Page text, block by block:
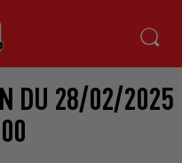
DU 28/02/2025